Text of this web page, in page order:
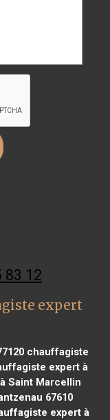
83 12
expert
chauffagiste
expert à
Saint Marcellin
67610
expert à